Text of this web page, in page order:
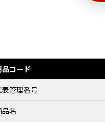
品コード
表管理番号
品名